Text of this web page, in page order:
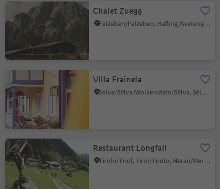
Chalet Zuegg
Falzeben/Falzeben, Hafling/Avelengo, Meran/Merano and environs
Villa Frainela
Selva/Sëlva/Wolkenstein/Sëlva, Sëlva/Selva di Val Gardena, Dolomites Region Val Gardena
Restaurant Longfall
Tirolo/Tirol, Tirol/Tirolo, Meran/Merano and environs